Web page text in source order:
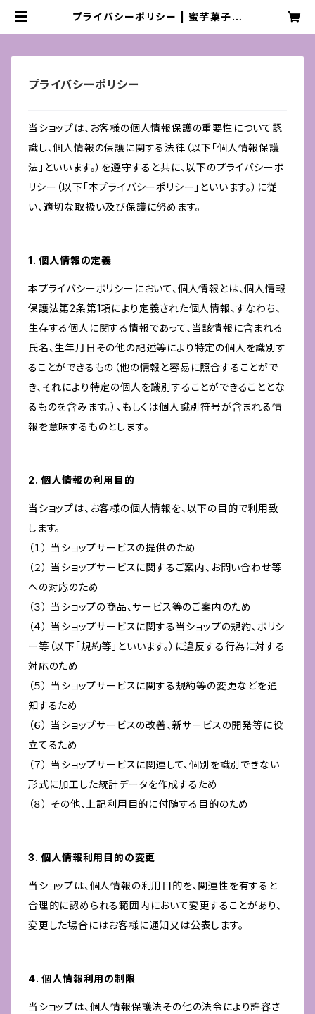
プライバシーポリシー | 蜜芋菓子専
プライバシーポリシー
当ショップは、お客様の個人情報保護の重要性について認
識し、個人情報の保護に関する法律（以下「個人情報保護
法」といいます。）を遵守すると共に、以下のプライバシーポ
リシー（以下「本プライバシーポリシー」といいます。）に従
い、適切な取扱い及び保護に努めます。
1. 個人情報の定義
本プライバシーポリシーにおいて、個人情報とは、個人情報
保護法第2条第1項により定義された個人情報、すなわち、
生存する個人に関する情報であって、当該情報に含まれる
氏名、生年月日その他の記述等により特定の個人を識別す
ることができるもの（他の情報と容易に照合することがで
き、それにより特定の個人を識別することができることとな
るものを含みます。）、もしくは個人識別符号が含まれる情
報を意味するものとします。
2. 個人情報の利用目的
当ショップは、お客様の個人情報を、以下の目的で利用致
します。
（１） 当ショップサービスの提供のため
（２） 当ショップサービスに関するご案内、お問い合わせ等
への対応のため
（３） 当ショップの商品、サービス等のご案内のため
（４） 当ショップサービスに関する当ショップの規約、ポリシ
ー等（以下「規約等」といいます。）に違反する行為に対する
対応のため
（５） 当ショップサービスに関する規約等の変更などを通
知するため
（６） 当ショップサービスの改善、新サービスの開発等に役
立てるため
（７） 当ショップサービスに関連して、個別を識別できない
形式に加工した統計データを作成するため
（８） その他、上記利用目的に付随する目的のため
3. 個人情報利用目的の変更
当ショップは、個人情報の利用目的を、関連性を有すると
合理的に認められる範囲内において変更することがあり、
変更した場合にはお客様に通知又は公表します。
4. 個人情報利用の制限
当ショップは、個人情報保護法その他の法令により許容さ